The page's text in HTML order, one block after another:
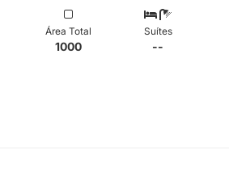
Área Total
1000
Suítes
--